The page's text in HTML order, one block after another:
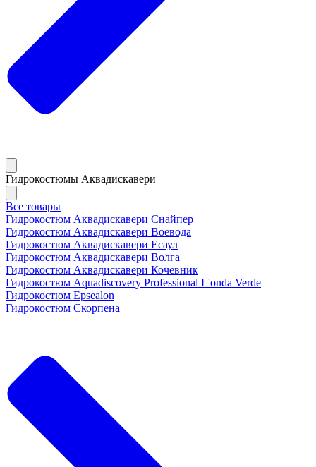
Гидрокостюмы Аквадискавери
Все товары
Гидрокостюм Аквадискавери Снайпер
Гидрокостюм Аквадискавери Воевода
Гидрокостюм Аквадискавери Есаул
Гидрокостюм Аквадискавери Волга
Гидрокостюм Аквадискавери Кочевник
Гидрокостюм Aquadiscovery Professional L'onda Verde
Гидрокостюм Epsealon
Гидрокостюм Скорпена